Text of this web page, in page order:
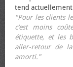
tend
"Pour les clients
c’est moins
étiquette, et les
aller-retour de
amorti."